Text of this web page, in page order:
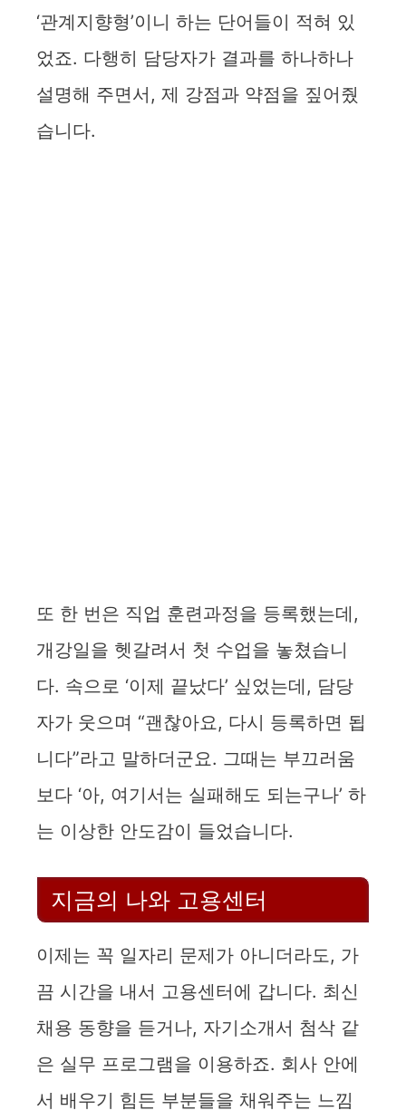
‘관계지향형’이니 하는 단어들이 적혀 있
었죠. 다행히 담당자가 결과를 하나하나
설명해 주면서, 제 강점과 약점을 짚어줬
습니다.
또 한 번은 직업 훈련과정을 등록했는데,
개강일을 헷갈려서 첫 수업을 놓쳤습니
다. 속으로 ‘이제 끝났다’ 싶었는데, 담당
자가 웃으며 “괜찮아요, 다시 등록하면 됩
니다”라고 말하더군요. 그때는 부끄러움
보다 ‘아, 여기서는 실패해도 되는구나’ 하
는 이상한 안도감이 들었습니다.
지금의 나와 고용센터
이제는 꼭 일자리 문제가 아니더라도, 가
끔 시간을 내서 고용센터에 갑니다. 최신
채용 동향을 듣거나, 자기소개서 첨삭 같
은 실무 프로그램을 이용하죠. 회사 안에
서 배우기 힘든 부분들을 채워주는 느낌